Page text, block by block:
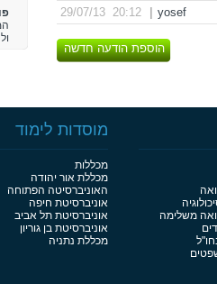
yosef
20:12 29/07/13
הוספת הודעה חדשה
משלימה
מוסדות לימוד
מכללות
מכללת אור יהודה
האוניברסיטה הפתוחה
אוניברסיטת חיפה
אוניברסיטת תל אביב
אוניברסיטת בן גוריון
מכללת נתניה